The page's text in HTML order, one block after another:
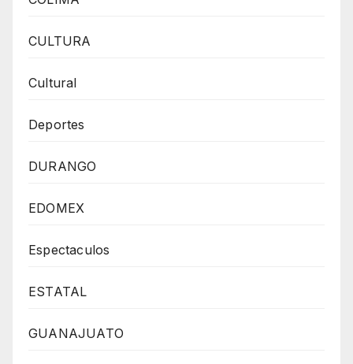
CULTURA
Cultural
Deportes
DURANGO
EDOMEX
Espectaculos
ESTATAL
GUANAJUATO